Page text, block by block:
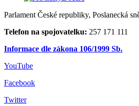
Parlament České republiky, Poslanecká
Telefon na spojovatelku: 257 171 111
Informace dle zákona 106/1999 Sb.
YouTube
Facebook
Twitter